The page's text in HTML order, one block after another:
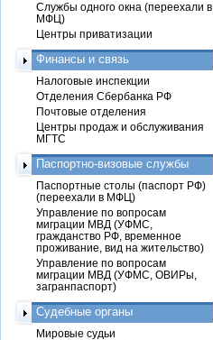
Службы одного окна (переехали в
МФЦ)
Центры приватизации
Финансы и связь
Налоговые инспекции
Отделения Сбербанка РФ
Почтовые отделения
Центры продаж и обслуживания
МГТС
Паспортно-визовые службы
Паспортные столы (паспорт РФ)
(переехали в МФЦ)
Управление по вопросам
миграции МВД (УФМС,
гражданство РФ, временное
проживание, вид на жительство)
Управление по вопросам
миграции МВД (УФМС, ОВИРы,
загранпаспорт)
Судебные органы
Мировые судьи